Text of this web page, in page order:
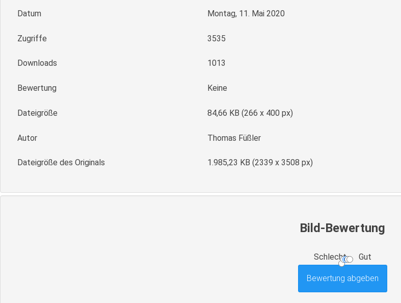
Datum Montag, 11. Mai 2020
Zugriffe 3535
Downloads 1013
Bewertung Keine
Dateigröße 84,66 KB (266 x 400 px)
Autor Thomas Füßler
Dateigröße des Originals 1.985,23 KB (2339 x 3508 px)
Bild-Bewertung
Schlecht Gut